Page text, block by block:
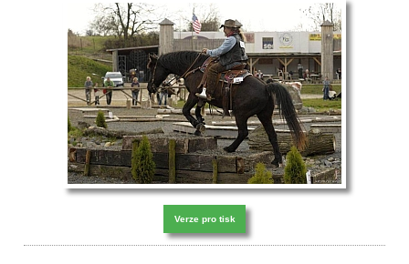
Verze pro tisk